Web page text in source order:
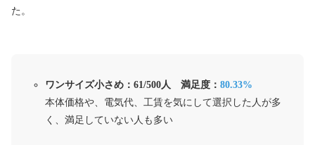
た。
ワンサイズ小さめ：61/500人 満足度： 80.33%
本体価格や、電気代、工賃を気にして選択した人が多
く、満足していない人も多い